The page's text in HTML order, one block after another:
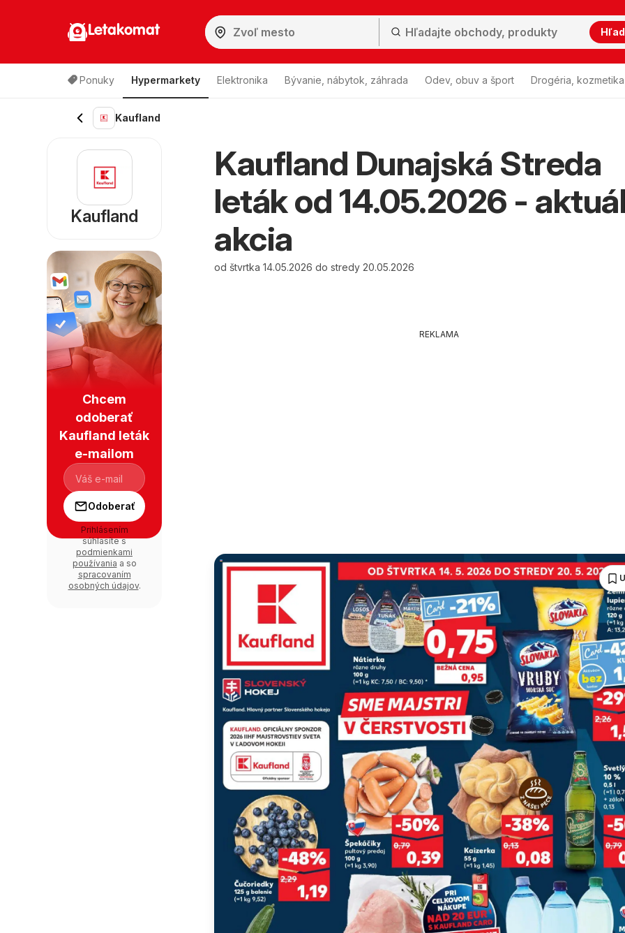
Letakomat
Ponuky Hypermarkety Elektronika Bývanie, nábytok, záhrada Odev, obuv a šport Drogéria, kozmetika
Kaufland
Kaufland Dunajská Streda
leták od 14.05.2026 -
akcia
od štvrtka 14.05.2026 do stredy 20.05.2026
REKLAMA
Kaufland
Chcem
odoberať
Kaufland leták
e-mailom
Odoberať
Prihlásením
súhlasíte s
podmienkami
používania a so
spracovaním
osobných údajov.